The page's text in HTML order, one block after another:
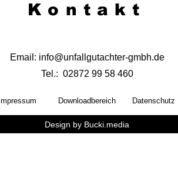
Kontakt
Email: info@unfallgutachter-gmbh.de
Tel.: 02872 99 58 460
Impressum Downloadbereich Datenschutz
Design by Bucki.media